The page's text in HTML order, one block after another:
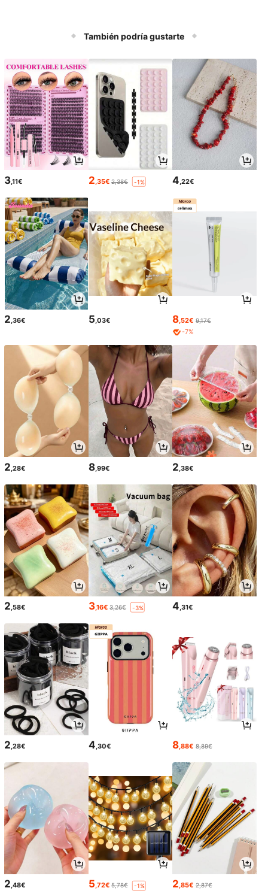
También podría gustarte
3,11€ 2 ,35€ 2,38€ -1% 4 ,22€
2,36€ 5,03€ 8,52€ 9,17€
-7%
2 ,28€ 8,99€ 2 ,38€
2 ,58€ 3,16€ 3,26€ -3% 4 ,31€
2,28€ 4,30€ 8,88€ 8,89€
2,48€ 5,72€ 5,78€ -1% 2,85€ 2,87€